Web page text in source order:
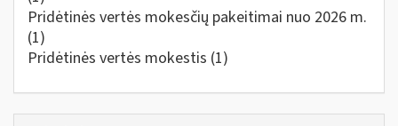
Pridėtinės vertės mokesčių pakeitimai nuo 2026 m.
(1)
Pridėtinės vertės mokestis (1)